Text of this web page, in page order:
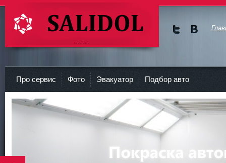
СТО Салидол | salidol в СПб и ЛО
Про сервис Фото Эвакуатор Подбор авто